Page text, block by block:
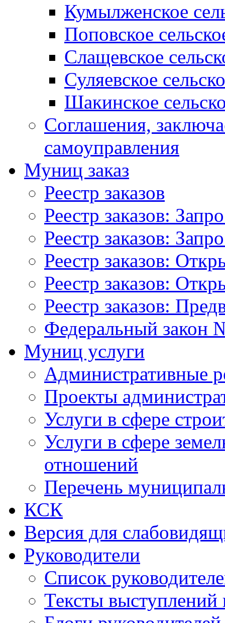
Кумылженское
Поповское
Слащевское
Суляевское
Шакинское
Соглашения,
самоуправления
Муниц заказ
Реестр заказов
Реестр заказов:
Реестр заказов:
Реестр заказов:
Реестр заказов:
Реестр заказов:
Федеральный закон
Муниц услуги
Административные
Проекты
Услуги в сфере
Услуги в сфере
отношений
Перечень
КСК
Версия для
Руководители
Список
Тексты выступлений